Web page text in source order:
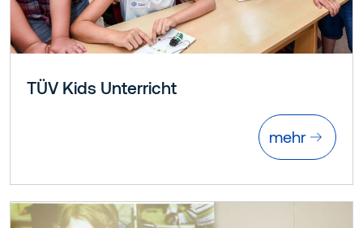
TÜV Kids Unterricht
mehr